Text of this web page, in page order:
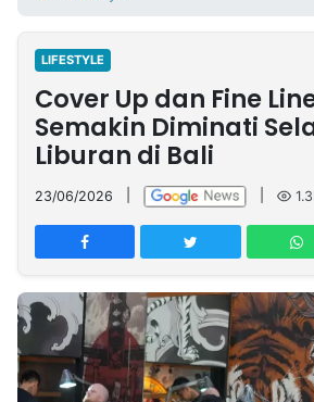
Nasional
International
Olahraga
Entertainment
Daerah
Pariwisata
Kuliner
Kolom
Network
PT
TREETAN
INDONESIA
Partner
LIFESTYLE
Cover Up dan Fine
Semakin Diminati
Liburan di Bali
23/06/2026